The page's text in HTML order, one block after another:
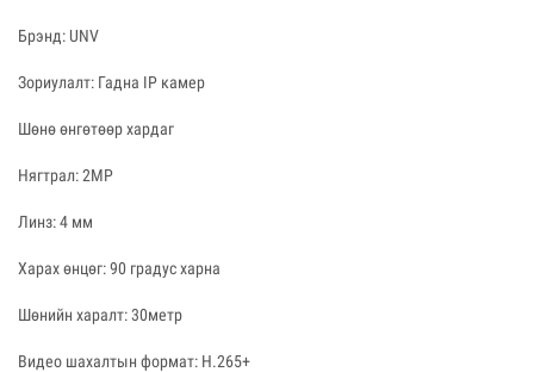
Брэнд: UNV
Зориулалт: Гадна IP камер
Шөнө өнгөтөөр хардаг
Нягтрал: 2MP
Линз: 4 мм
Харах өнцөг: 90 градус харна
Шөнийн харалт: 30метр
Видео шахалтын формат: H.265+